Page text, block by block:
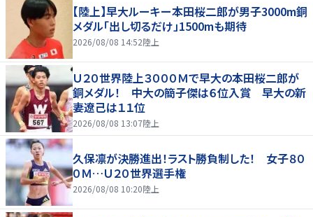
【陸上】早大ルーキー本田桜二郎が男子3000m銅
メダル「出し切るだけ」1500mも期待
2026/08/08 14:52陸上
Ｕ２０世界陸上３０００Ｍで早大の本田桜二郎が
銅メダル！ 中大の簡子傑は６位入賞 早大の新
妻遼己は１１位
2026/08/08 13:07陸上
久保凛が決勝進出！ラスト勝負制した！ 女子８０
０Ｍ…Ｕ２０世界選手権
2026/08/08 10:20陸上